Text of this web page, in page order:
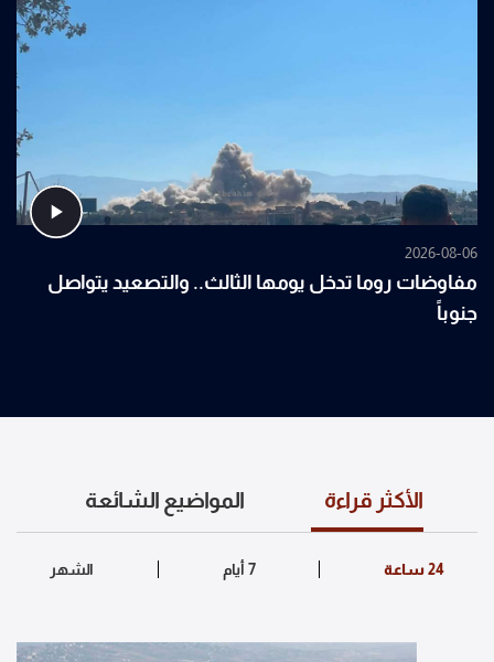
2026-08-06
مفاوضات روما تدخل يومها الثالث.. والتصعيد يتواصل
جنوباً
الأكثر قراءة المواضيع الشائعة